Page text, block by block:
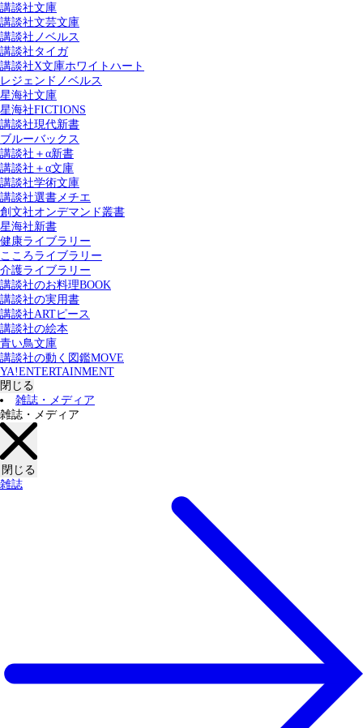
講談社文庫
講談社文芸文庫
講談社ノベルス
講談社タイガ
講談社X文庫ホワイトハート
レジェンドノベルス
星海社文庫
星海社FICTIONS
講談社現代新書
ブルーバックス
講談社＋α新書
講談社＋α文庫
講談社学術文庫
講談社選書メチエ
創文社オンデマンド叢書
星海社新書
健康ライブラリー
こころライブラリー
介護ライブラリー
講談社のお料理BOOK
講談社の実用書
講談社ARTピース
講談社の絵本
青い鳥文庫
講談社の動く図鑑MOVE
YA!ENTERTAINMENT
閉じる
雑誌・メディア
雑誌・メディア
閉じる
雑誌